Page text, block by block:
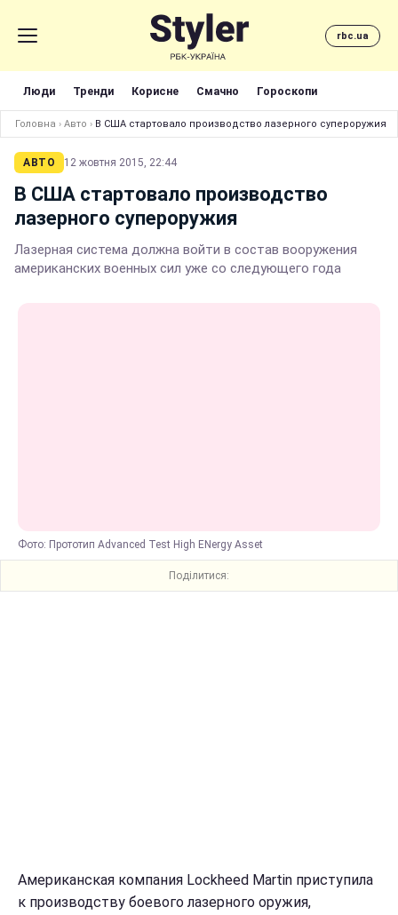
rbc.ua
Люди Тренди Корисне Смачно Гороскопи
Головна › Авто › В США стартовало производство лазерного супероружия
АВТО 12 жовтня 2015, 22:44
В США стартовало производство
лазерного супероружия
Лазерная система должна войти в состав вооружения
американских военных сил уже со следующего года
Фото: Прототип Advanced Test High ENergy Asset
Поділитися:
Американская компания Lockheed Martin приступила
к производству боевого лазерного оружия,